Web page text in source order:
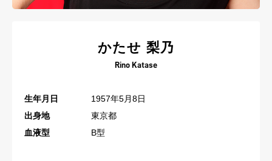
かたせ 梨乃
Rino Katase
生年月日
1957年5月8日
出身地
東京都
血液型
B型